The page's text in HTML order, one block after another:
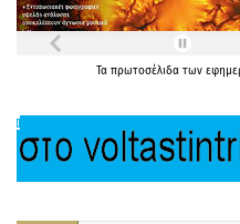
Τα πρωτοσέλιδα των